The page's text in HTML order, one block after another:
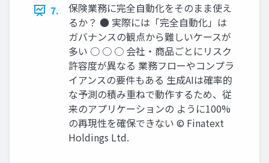
7.
保険業務に完全自動化をそのまま使え
るか？ ● 実際には「完全自動化」は
ガバナンスの観点から難しいケースが
多い ○ ○ ○ 会社・商品ごとにリスク
許容度が異なる 業務フローやコンプラ
イアンスの要件もある 生成AIは確率的
な予測の積み重ねで動作するため、従
来のアプリケーションの ように100%
の再現性を確保できない © Finatext
Holdings Ltd.